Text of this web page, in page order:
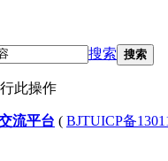
搜索 搜索
此操作
流平台 ( BJTUICP备